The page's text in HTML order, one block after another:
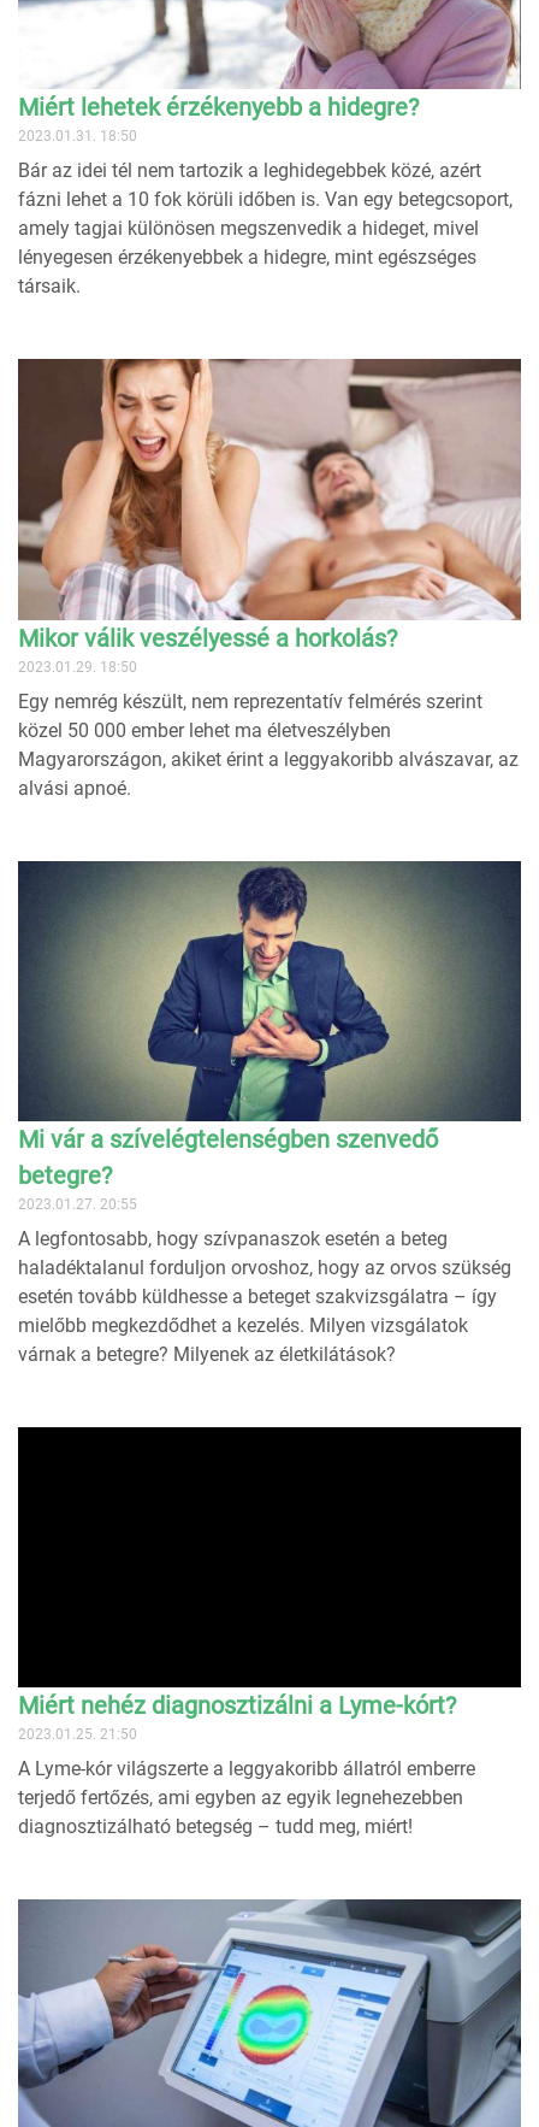
Miért lehetek érzékenyebb a hidegre?
2023.01.31. 18:50
Bár az idei tél nem tartozik a leghidegebbek közé, azért
fázni lehet a 10 fok körüli időben is. Van egy betegcsoport,
amely tagjai különösen megszenvedik a hideget, mivel
lényegesen érzékenyebbek a hidegre, mint egészséges
társaik.
Mikor válik veszélyessé a horkolás?
2023.01.29. 18:50
Egy nemrég készült, nem reprezentatív felmérés szerint
közel 50 000 ember lehet ma életveszélyben
Magyarországon, akiket érint a leggyakoribb alvászavar, az
alvási apnoé.
Mi vár a szívelégtelenségben szenvedő
betegre?
2023.01.27. 20:55
A legfontosabb, hogy szívpanaszok esetén a beteg
haladéktalanul forduljon orvoshoz, hogy az orvos szükség
esetén tovább küldhesse a beteget szakvizsgálatra – így
mielőbb megkezdődhet a kezelés. Milyen vizsgálatok
várnak a betegre? Milyenek az életkilátások?
Miért nehéz diagnosztizálni a Lyme-kórt?
2023.01.25. 21:50
A Lyme-kór világszerte a leggyakoribb állatról emberre
terjedő fertőzés, ami egyben az egyik legnehezebben
diagnosztizálható betegség – tudd meg, miért!